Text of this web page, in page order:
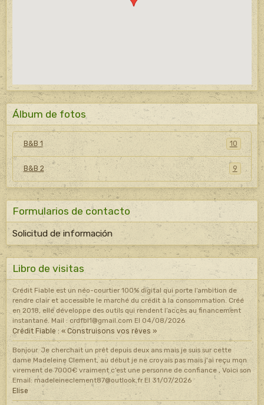
Álbum de fotos
B&B 1 10
B&B 2 9
Formularios de contacto
Solicitud de información
Libro de visitas
Crédit Fiable est un néo-courtier 100% digital qui porte l’ambition de
rendre clair et accessible le marché du crédit à la consommation. Créé
en 2018, elle développe des outils qui rendent l’accès au financement
instantané. Mail : crdfbl1@gmail.com El 04/08/2026
Crédit Fiable : « Construisons vos rêves »
Bonjour. Je cherchait un prêt depuis deux ans mais je suis sur cette
dame Madeleine Clement, au début je ne croyais pas mais j'ai reçu mon
virement de 7000€ vraiment c’est une personne de confiance , Voici son
Email: madeleineclement87@outlook.fr El 31/07/2026
Elise